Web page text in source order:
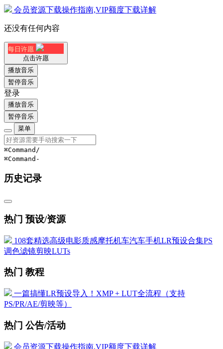
会员资源下载操作指南,VIP额度下载详解
还没有任何内容
每日许愿
点击许愿
播放音乐
暂停音乐
登录
播放音乐
暂停音乐
菜单
⌘Command /
⌘Command -
历史记录
热门 预设/资源
108套精选高级电影质感摩托机车汽车手机LR预设合集PS
调色滤镜剪映LUTs
热门 教程
一篇搞懂LR预设导入！XMP + LUT全流程（支持
PS/PR/AE/剪映等）
热门 公告/活动
会员资源下载操作指南,VIP额度下载详解